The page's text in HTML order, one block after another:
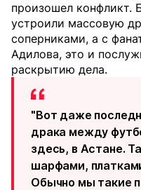
произошел конфликт.
устроили массовую
соперниками, а с
Адилова, это и
раскрытию дела.
"Вот даже
драка между
здесь, в Астане.
шарфами,
Обычно мы такие